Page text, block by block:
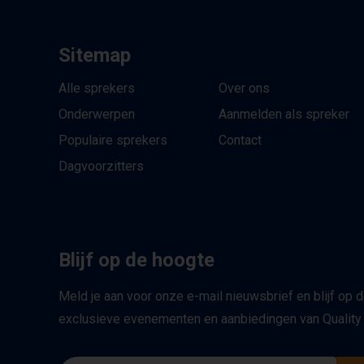
Sitemap
Alle sprekers
Onderwerpen
Populaire sprekers
Dagvoorzitters
Over ons
Aanmelden als spreker
Contact
Blijf op de hoogte
Meld je aan voor onze e-mail nieuwsbrief en blijf op
exclusieve evenementen en aanbiedingen van